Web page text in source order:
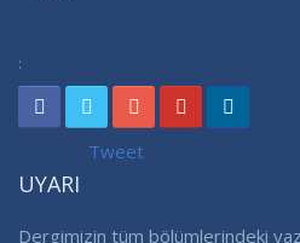
:
Tweet
UYARI
Dergimizin tüm bölümlerindeki